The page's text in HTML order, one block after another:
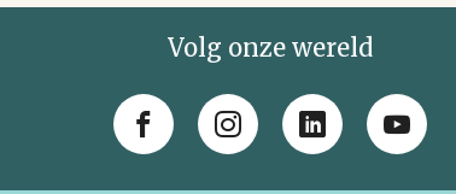
Volg onze wereld